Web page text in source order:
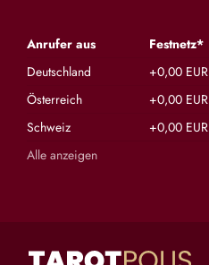
Anrufer aus Festnetz*
Deutschland
+0,00 EUR
Österreich
+0,00 EUR
Schweiz
+0,00 EUR
Alle anzeigen